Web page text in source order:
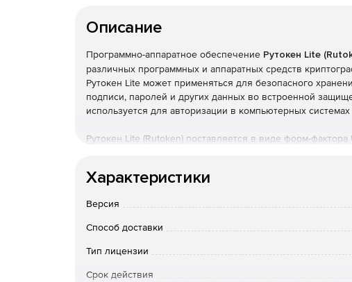
Описание
Программно-аппаратное обеспечение Рутокен Lite
различных программных и аппаратных средств
Рутокен Lite может применяться для безопасного
подписи, паролей и других данных во встроенной
используется для авторизации в компьютерных
Рутокен Lite (Rutoken) поставляется в виде форм-
дополнительного программного обеспечения. «Рутокен
(НДВ4).
Модели Рутокен Lite:
«Рутокен Lite»
– устройство в форм-факторе USB-
Характеристики
Версия
Способ доставки
Тип лицензии
Срок действия